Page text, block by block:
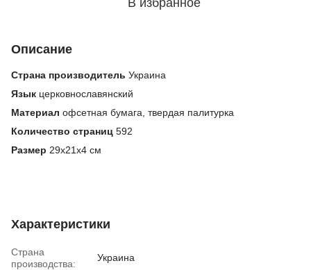
Описание
Страна производитель Украина
Язык церковнославянский
Материал офсетная бумага, твердая палитурка
Количество страниц 592
Размер 29х21х4 см
Характеристики
Страна
производства:
Украина